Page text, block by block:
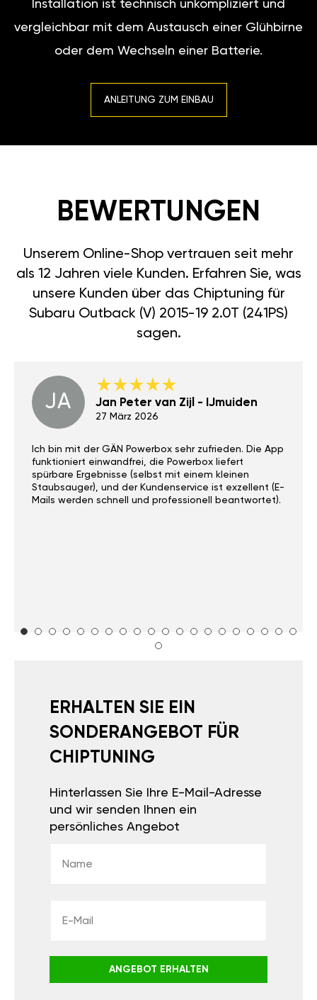
Installation ist technisch unkompliziert und
vergleichbar mit dem Austausch einer Glühbirne
oder dem Wechseln einer Batterie.
ANLEITUNG ZUM EINBAU
BEWERTUNGEN
Unserem Online-Shop vertrauen seit mehr
als 12 Jahren viele Kunden. Erfahren Sie, was
unsere Kunden über das Chiptuning für
Subaru Outback (V) 2015-19 2.0T (241PS)
sagen.
JA Jan Peter van Zijl - IJmuiden
27 März 2026
Ich bin mit der GÄN Powerbox sehr zufrieden. Die App
funktioniert einwandfrei, die Powerbox liefert
spürbare Ergebnisse (selbst mit einem kleinen
Staubsauger), und der Kundenservice ist exzellent (E-
Mails werden schnell und professionell beantwortet).
ERHALTEN SIE EIN
SONDERANGEBOT FÜR
CHIPTUNING
Hinterlassen Sie Ihre E-Mail-Adresse
und wir senden Ihnen ein
persönliches Angebot
ANGEBOT ERHALTEN